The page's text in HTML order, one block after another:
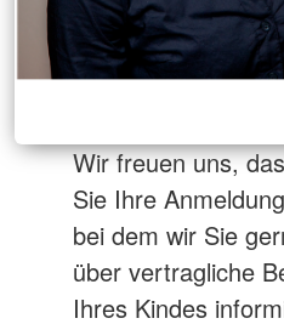
Wir freuen uns,
Sie Ihre
bei dem wir Sie
über vertragliche
Ihres Kindes